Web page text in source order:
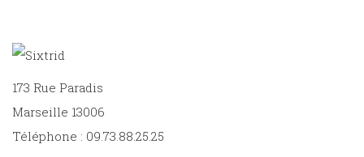
173 Rue Paradis
Marseille 13006
Téléphone : 09.73.88.25.25